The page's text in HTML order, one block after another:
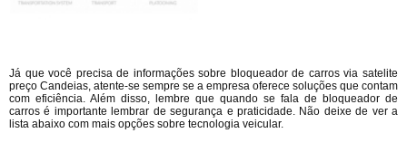
Já que você precisa de informações sobre bloqueador de carros via satelite
preço Candeias, atente-se sempre se a empresa oferece soluções que contam
com eficiência. Além disso, lembre que quando se fala de bloqueador de
carros é importante lembrar de segurança e praticidade. Não deixe de ver a
lista abaixo com mais opções sobre tecnologia veicular.